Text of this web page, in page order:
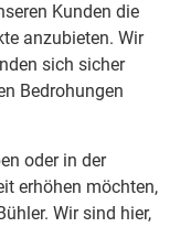
Kunden die
anzubieten. Wir
sich sicher
Bedrohungen
oder in der
erhöhen möchten,
Wir sind hier,